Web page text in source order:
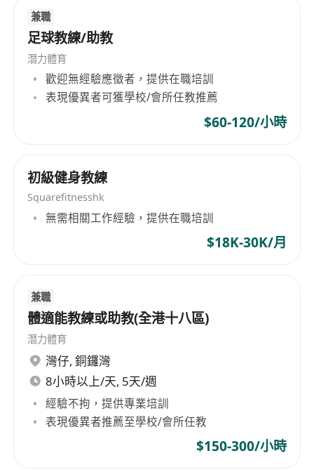
recognized personal training certifications such
as ACE, NASM, or ISSA is advantageous, it is not
mandatory. Candidates should exhibit
confidence, strong sense of responsibility, and
exude positive energy. We expect applicants to
be self-motivated, eager to challenge
themselves, and driven towards achieving high
experience in the fitness industry would be
beneficial but is not required if the candidate
demonstrates potential and willingness to learn.
Excellent communication skills are essential for
building rapport with clients and effectively
Benefits:
Enjoy a secure monthly base salary of $10,000
which provides financial stability allowing you
to focus on delivering quality service without
unnecessary stress. On top of the basic pay,
there's an attractive commission structure
where your earnings directly correlate with your
performance - the more successful you are at
兼職
足球教練/助教
潛力體育
歡迎無經驗應徵者，提供在職培訓
表現優異者可獲學校/會所任教推薦
$60-120/小時
初級健身教練
Squarefitnesshk
無需相關工作經驗，提供在職培訓
$18K-30K/月
兼職
體適能教練或助教(全港十八區)
潛力體育
灣仔, 銅鑼灣
8小時以上/天, 5天/週
經驗不拘，提供專業培訓
表現優異者推薦至學校/會所任教
$150-300/小時